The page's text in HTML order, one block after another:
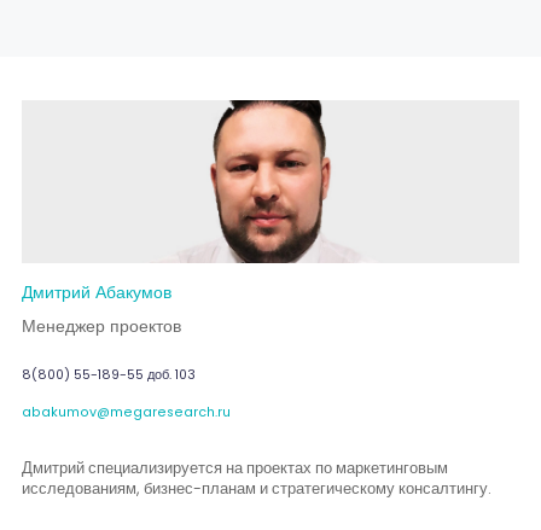
Дмитрий Абакумов
Менеджер проектов
8(800) 55-189-55 доб. 103
abakumov@megaresearch.ru
Дмитрий специализируется на проектах по маркетинговым
исследованиям, бизнес-планам и стратегическому консалтингу.